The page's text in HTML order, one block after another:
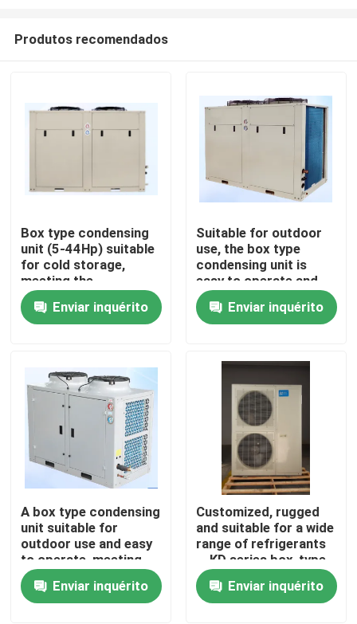
Produtos
Sobre Nós
Visita à Fábrica
Controle de Qualidade
Contacte-nos
Notícias
Casos
Produtos recomendados
Box type condensing
unit (5-44Hp) suitable
for cold storage,
meeting the
requirements for
refrigerants such as
R404A, R507A, R448,
Enviar inquérito
Suitable for outdoor
use, the box type
condensing unit is
easy to operate and
can meet the needs of
refrigerants such as
R404A, R507A, R448,
Enviar inquérito
A box type condensing
unit suitable for
outdoor use and easy
to operate, meeting
the needs of
refrigerants such as
R404A, R507A, R448,
Enviar inquérito
Customized, rugged
and suitable for a wide
range of refrigerants
，KD series box-type
condensing
unit（4~7Hp
optional）
Enviar inquérito